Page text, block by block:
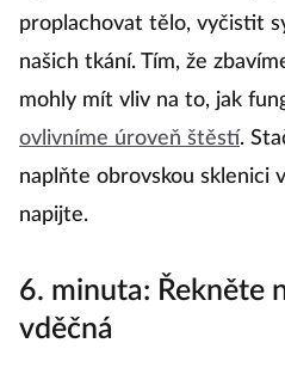
proplachovat tělo, vyčistit
našich tkání. Tím, že
mohly mít vliv na to, jak
ovlivníme úroveň štěstí.
naplňte obrovskou sklenici
napijte.
6. minuta: Řekněte
vděčná